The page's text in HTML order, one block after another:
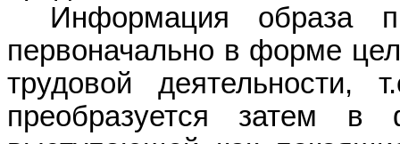
Информация образа
первоначально в форме
трудовой деятельности,
преобразуется затем в